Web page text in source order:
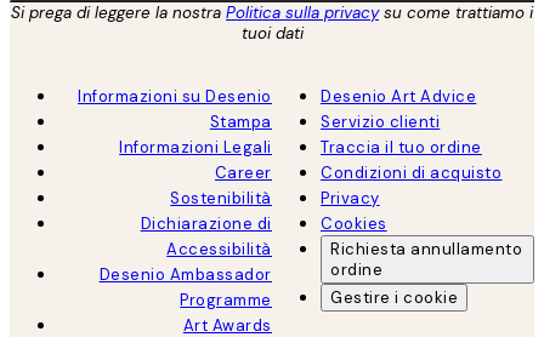
Si prega di leggere la nostra Politica sulla privacysu come trattiamo i
tuoi dati
Informazioni su Desenio
Stampa
Informazioni Legali
Career
Sostenibilità
Dichiarazione di
Accessibilità
Desenio Ambassador
Programme
Art Awards
Desenio Art Advice
Servizio clienti
Traccia il tuo ordine
Condizioni di acquisto
Privacy
Cookies
Richiesta annullamento
ordine
Gestire i cookie